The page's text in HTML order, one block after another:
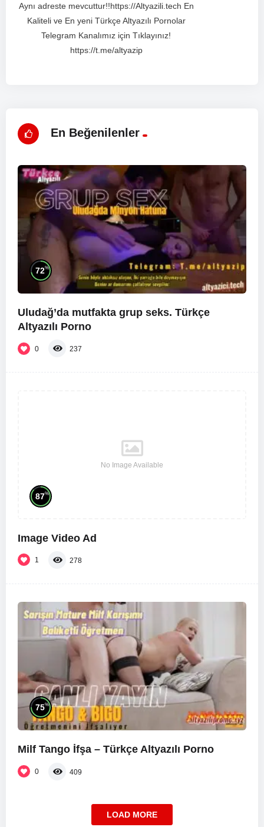
Aynı adreste mevcuttur!!https://Altyazili.tech En
Kaliteli ve En yeni Türkçe Altyazılı Pornolar
Telegram Kanalımız için Tıklayınız!
https://t.me/altyazip
En Beğenilenler
72%
Uludağ’da mutfakta grup seks. Türkçe
Altyazılı Porno
0 237
No Image Available
87%
Image Video Ad
1 278
75%
Milf Tango İfşa – Türkçe Altyazılı Porno
0 409
LOAD MORE